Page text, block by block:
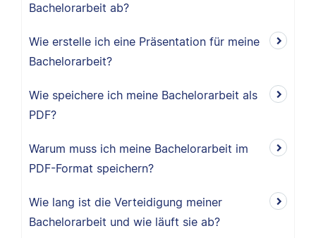
Bachelorarbeit ab?
Wie erstelle ich eine Präsentation für meine
Bachelorarbeit?
Wie speichere ich meine Bachelorarbeit als
PDF?
Warum muss ich meine Bachelorarbeit im
PDF-Format speichern?
Wie lang ist die Verteidigung meiner
Bachelorarbeit und wie läuft sie ab?